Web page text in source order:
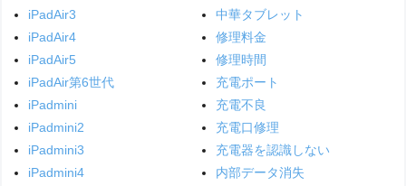
iPadAir3
iPadAir4
iPadAir5
iPadAir第6世代
iPadmini
iPadmini2
iPadmini3
iPadmini4
中華タブレット
修理料金
修理時間
充電ポート
充電不良
充電口修理
充電器を認識しない
内部データ消失